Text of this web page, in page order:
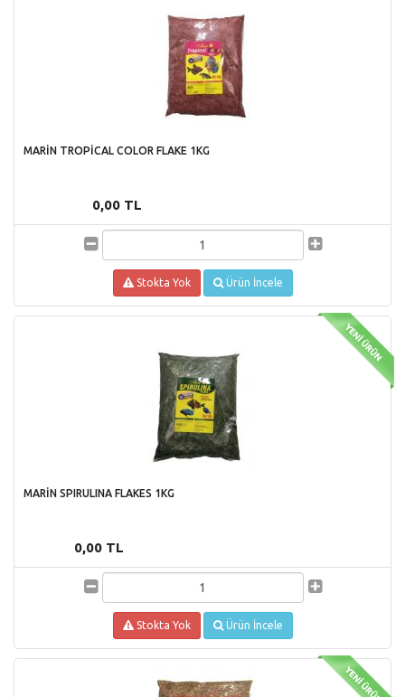
MARİN TROPİCAL COLOR FLAKE 1KG
0,00 TL
Stokta Yok Ürün İncele
MARİN SPIRULINA FLAKES 1KG
0,00 TL
Stokta Yok Ürün İncele